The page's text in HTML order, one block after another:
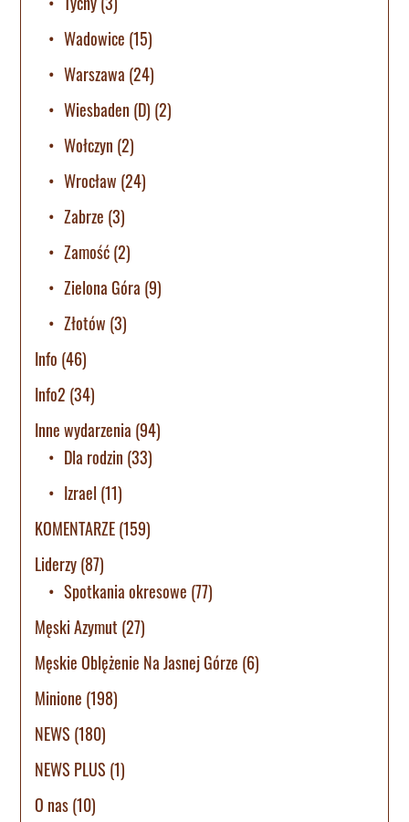
Wadowice (15)
Warszawa (24)
Wiesbaden (D) (2)
Wołczyn (2)
Wrocław (24)
Zabrze (3)
Zamość(2)
Zielona Góra (9)
Złotów (3)
Info (46)
Info2 (34)
Inne wydarzenia (94)
Dla rodzin (33)
Izrael (11)
KOMENTARZE(159)
Liderzy(87)
Spotkania okresowe (77)
Męski Azymut (27)
Męskie Oblężenie Na Jasnej Górze (6)
Minione (198)
NEWS (180)
NEWS PLUS (1)
O nas(10)